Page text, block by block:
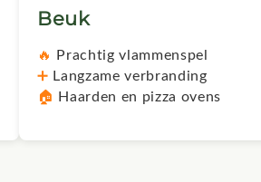
Beuk
🔥
Prachtig vlammenspel
➕ Langzame verbranding
🏠
Haarden en pizza ovens